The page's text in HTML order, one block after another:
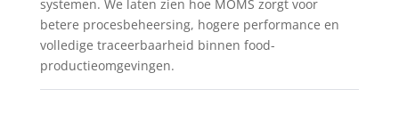
systemen. We laten zien hoe MOMS zorgt voor
betere procesbeheersing, hogere performance en
volledige traceerbaarheid binnen food-
productieomgevingen.